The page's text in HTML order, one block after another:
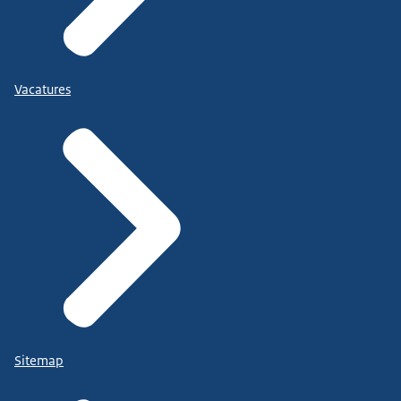
Vacatures
Sitemap